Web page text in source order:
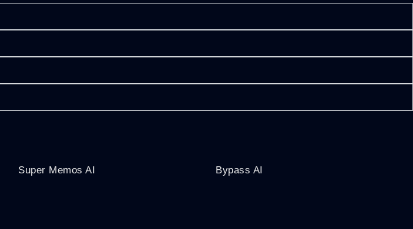
Super Memos AI Bypass AI